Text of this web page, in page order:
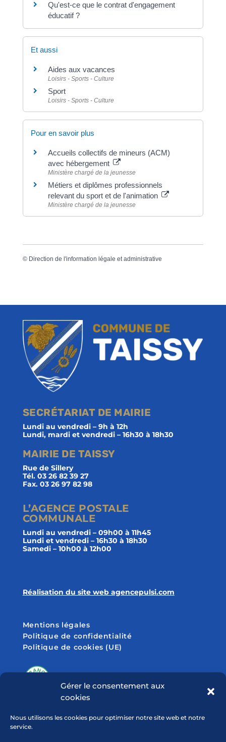
Gérer le consentement aux
cookies
Nous utilisons les cookies pour optimiser notre site web et notre
service.
Qu'est-ce que le contrat d'engagement
éducatif ?
Et aussi
Aides aux vacances
Loisirs - Sports - Culture
Sport
Loisirs - Sports - Culture
Pour en savoir plus
Accueils collectifs de mineurs (ACM)
avec hébergement
Ministère chargé de la jeunesse
Métiers et diplômes professionnels
relevant du sport et de l'animation
Ministère chargé de la jeunesse
© Direction de l'information légale et administrative
SECRÉTARIAT DE MAIRIE
Lundi au vendredi – 9h à 12h
Lundi, mardi et vendredi – 16h30 à 18h30
MAIRIE DE TAISSY
Rue de Sillery
Tél. 03 26 82 39 27
Fax. 03 26 97 82 98
L’AGENCE POSTALE
COMMUNALE
Lundi au vendredi – 09h00 à 11h45
Lundi et vendredi – 16h30 à 18h30
Samedi – 10h00 à 12h00
Réalisation du site web agencepulsi.com
Mentions légales
Politique de confidentialité
Politique de cookies (UE)
SUIVEZ-NOUS SUR